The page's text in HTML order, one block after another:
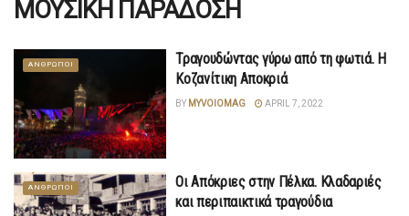
ΜΟΥΣΙΚΗ ΠΑΡΑΔΟΣΗ
ΑΝΘΡΩΠΟΙ
Τραγουδώντας γύρω από τη φωτιά. Η
Κοζανίτικη Αποκριά
BY MYVOIOMAG APRIL 7, 2022
ΑΝΘΡΩΠΟΙ
Οι Απόκριες στην Πέλκα. Κλαδαριές
και περιπαικτικά τραγούδια